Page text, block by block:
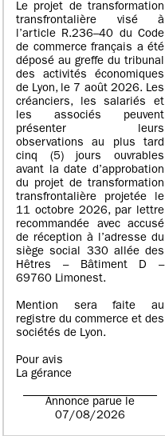
Le projet de transformation
transfrontalière visé à
l’article R.236–40 du Code
de commerce français a été
déposé au greffe du tribunal
des activités économiques
de Lyon, le 7 août 2026. Les
créanciers, les salariés et
les associés peuvent
présenter leurs
observations au plus tard
cinq (5) jours ouvrables
avant la date d’approbation
du projet de transformation
transfrontalière projetée le
11 octobre 2026, par lettre
recommandée avec accusé
de réception à l’adresse du
siège social 330 allée des
Hêtres – Bâtiment D –
69760 Limonest.
Mention sera faite au
registre du commerce et des
sociétés de Lyon.
Pour avis
La gérance
Annonce parue le
07/08/2026